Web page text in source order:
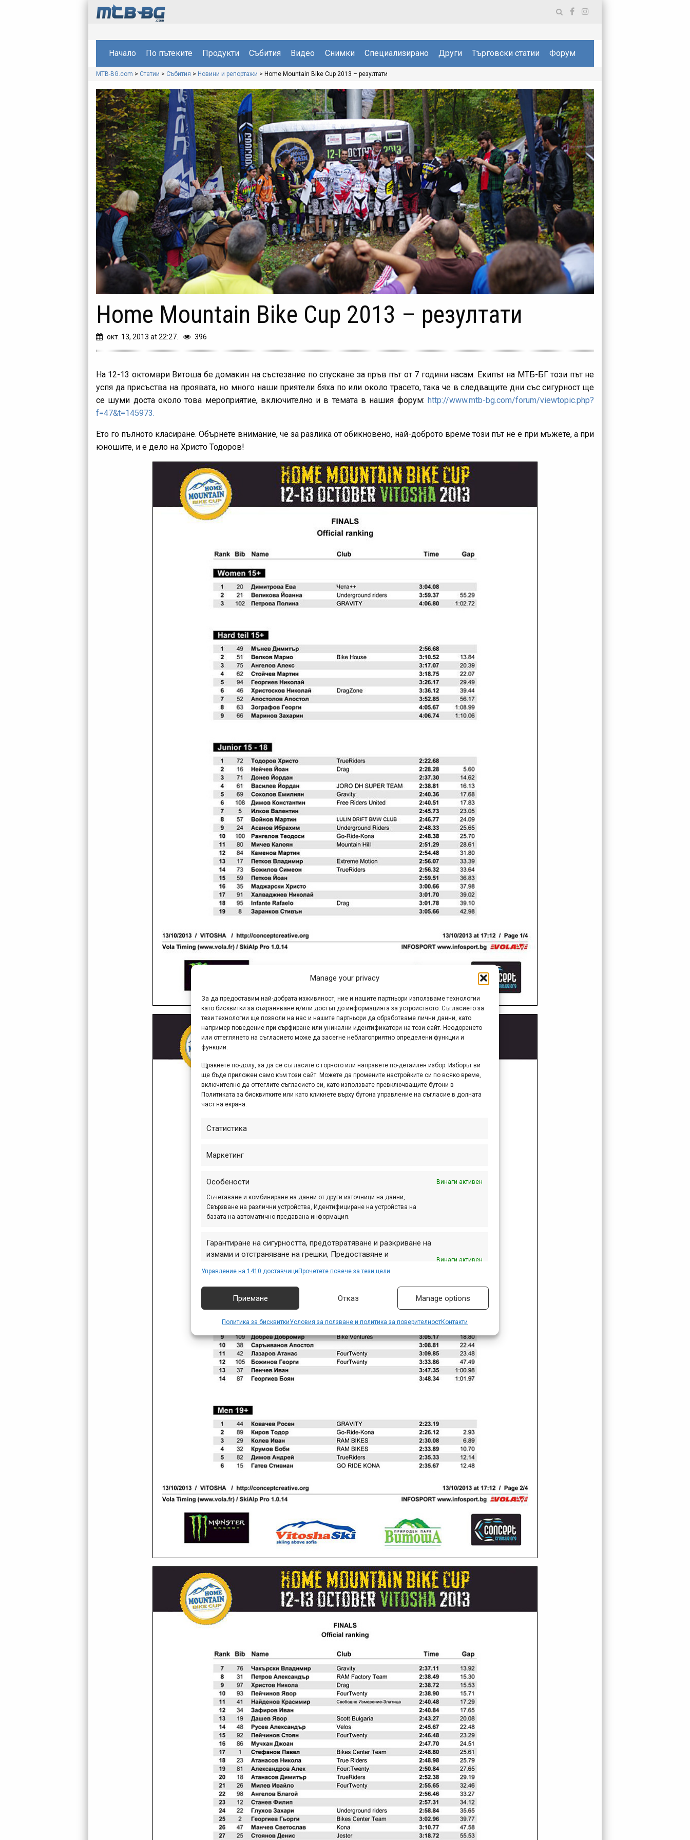
Manage your privacy
За да предоставим най-добрата изживяност, ние и нашите партньори използваме технологии
като бисквитки за съхраняване и/или достъп до информацията за устройството. Съгласието за
тези технологии ще позволи на нас и нашите партньори да обработваме лични данни, като
например поведение при сърфиране или уникални идентификатори на този сайт. Неодоренето
или оттеглянето на съгласието може да засегне неблагоприятно определени функции и
функции.
Щракнете по-долу, за да се съгласите с горното или направете по-детайлен избор. Изборът ви
ще бъде приложен само към този сайт. Можете да промените настройките си по всяко време,
включително да оттеглите съгласието си, като използвате превключващите бутони в
Политиката за бисквитките или като кликнете върху бутона управление на съгласие в долната
част на екрана.
Статистика
Маркетинг
Особености Винаги активен
Съчетаване и комбиниране на данни от други източници на данни,
Свързване на различни устройства, Идентифициране на устройства на
базата на автоматично предавана информация.
Гарантиране на сигурността, предотвратяване и разкриване на
измами и отстраняване на грешки, Предоставяне и
съобщаване на избори за поверителност.
Винаги активен
Управление на 1410 доставчици Прочетете повече за тези цели
Приемане Отказ Manage options
Политика за бисквиткиУсловия за ползване и политика за поверителностКонтакти
Начало По пътеките Продукти Събития Видео Снимки Специализирано Други Търговски статии Форум
MTB-BG.com > Статии > Събития > Новини и репортажи > Home Mountain Bike Cup 2013 – резултати
Home Mountain Bike Cup 2013 – резултати
окт. 13, 2013 at 22:27. 396
На 12-13 октомври Витоша бе домакин на състезание по спускане за пръв път от 7 години насам. Екипът на МТБ-БГ този път не
успя да присъства на проявата, но много наши приятели бяха по или около трасето, така че в следващите дни със сигурност ще
се шуми доста около това мероприятие, включително и в темата в нашия форум: http://www.mtb-bg.com/forum/viewtopic.php?
f=47&t=145973.
Ето го пълното класиране. Обърнете внимание, че за разлика от обикновено, най-доброто време този път не е при мъжете, а при
юношите, и е дело на Христо Тодоров!